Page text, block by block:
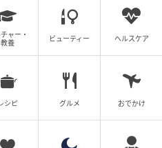
登坂不動産とミネルヴァ不
影現場もそれぞれの雰囲
村監督は「どっちの会社の
でキャストが行き来したり
産の現場に永瀬（山下）と
した」と撮影エピソード
ャー・
教養
ビューティー ヘルスケア
シピ グルメ おでかけ